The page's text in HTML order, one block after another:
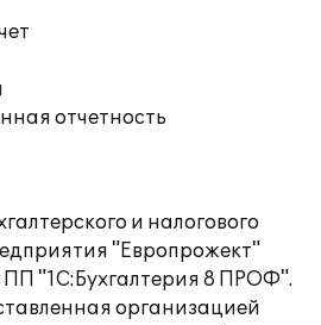
отчетность
и налогового
"Европрожект"
ПП "1С:Бухгалтерия 8 ПРОФ".
организацией